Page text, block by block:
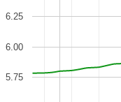
5.75
6.00
6.25